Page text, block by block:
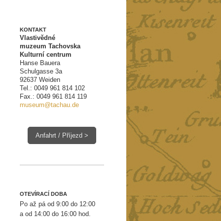
KONTAKT
Vlastivědné
muzeum Tachovska
Kulturní centrum
Hanse Bauera
Schulgasse 3a
92637 Weiden
Tel.: 0049 961 814 102
Fax.: 0049 961 814 119
museum@tachau.de
Anfahrt / Příjezd >
OTEVÍRACÍ DOBA
Po až pá od 9:00 do 12:00
a od 14:00 do 16:00 hod.